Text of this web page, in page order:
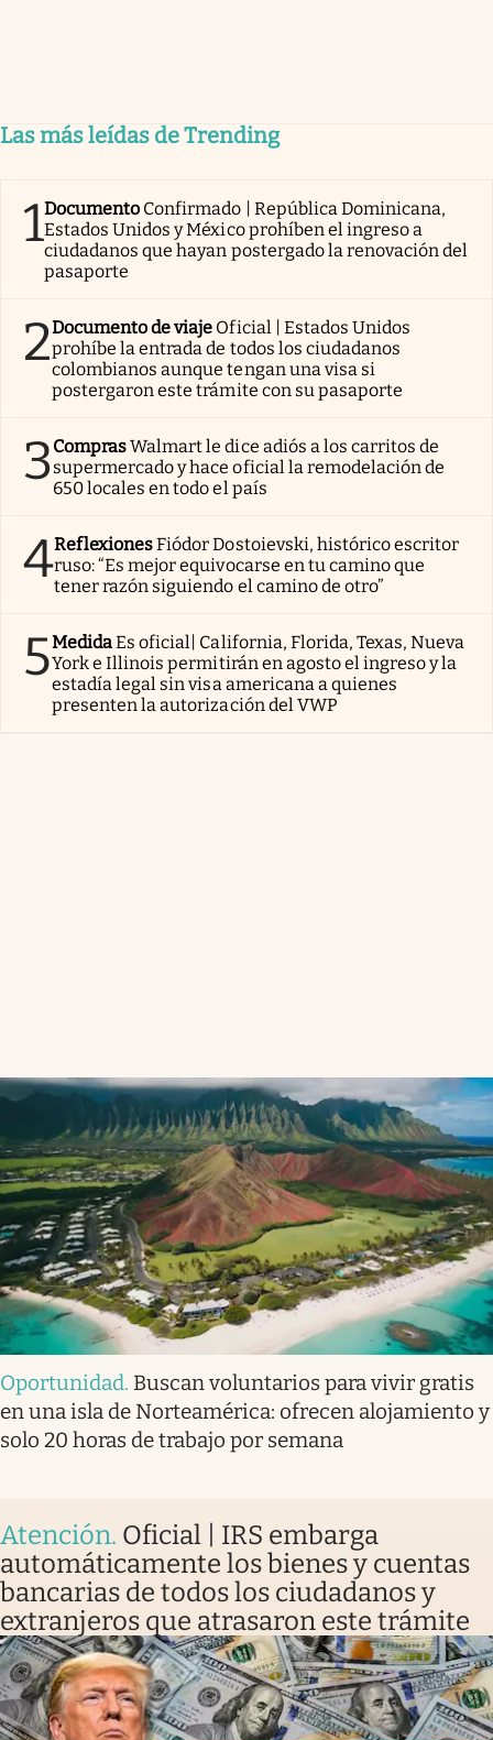
Las más leídas de Trending
1Documento Confirmado | República Dominicana,
Estados Unidos y México prohíben el ingreso a
ciudadanos que hayan postergado la renovación del
pasaporte
2Documento de viaje Oficial | Estados Unidos
prohíbe la entrada de todos los ciudadanos
colombianos aunque tengan una visa si
postergaron este trámite con su pasaporte
3ComprasWalmart le dice adiós a los carritos de
supermercado y hace oficial la remodelación de
650 locales en todo el país
4ReflexionesFiódor Dostoievski, histórico escritor
ruso: “Es mejor equivocarse en tu camino que
tener razón siguiendo el camino de otro”
5MedidaEs oficial| California, Florida, Texas, Nueva
York e Illinois permitirán en agosto el ingreso y la
estadía legal sin visa americana a quienes
presenten la autorización del VWP
Oportunidad. Buscan voluntarios para vivir gratis
en una isla de Norteamérica: ofrecen alojamiento y
solo 20 horas de trabajo por semana
Atención. Oficial | IRS embarga
automáticamente los bienes y cuentas
bancarias de todos los ciudadanos y
extranjeros que atrasaron este trámite